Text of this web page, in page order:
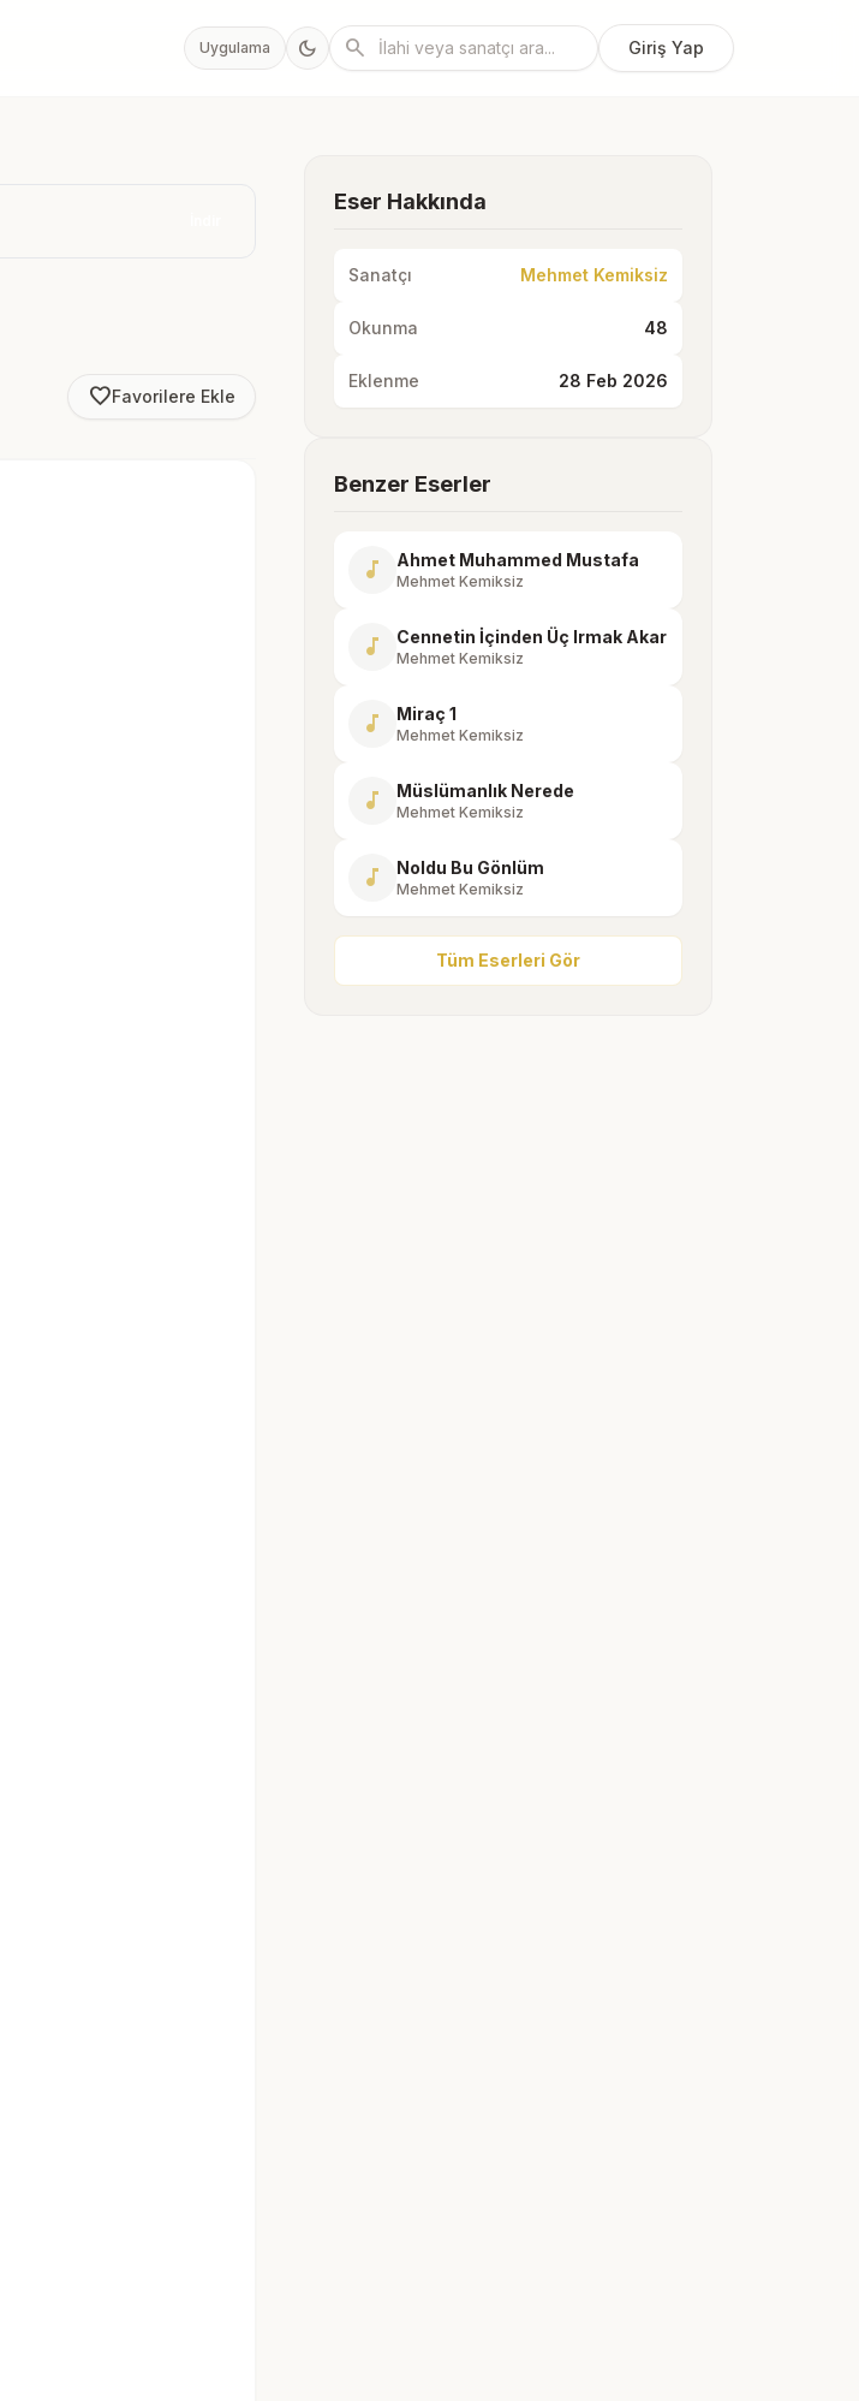
Uygulama dark_mode search Giriş Yap
favorite_borderFavorilere Ekle
Eser Hakkında
Sanatçı Mehmet Kemiksiz
Okunma 48
Eklenme 28 Feb 2026
Benzer Eserler
music_note Ahmet Muhammed Mustafa
Mehmet Kemiksiz
music_note Cennetin İçinden Üç Irmak Akar
Mehmet Kemiksiz
music_note Miraç 1
Mehmet Kemiksiz
music_note Müslümanlık Nerede
Mehmet Kemiksiz
music_note Noldu Bu Gönlüm
Mehmet Kemiksiz
Tüm Eserleri Gör